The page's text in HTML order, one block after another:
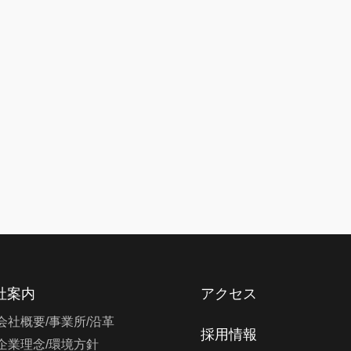
案内
社概要/事業所/沿革
業理念/環境方針
アクセス
採用情報